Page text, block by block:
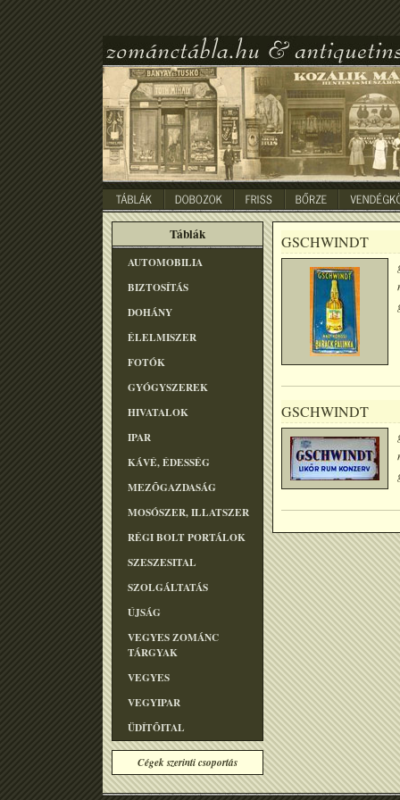
Táblák
AUTOMOBILIA
BIZTOSÍTÁS
DOHÁNY
ÉLELMISZER
FOTÓK
GYÓGYSZEREK
HIVATALOK
IPAR
KÁVÉ, ÉDESSÉG
MEZÕGAZDASÁG
MOSÓSZER, ILLATSZER
RÉGI BOLT PORTÁLOK
SZESZESITAL
SZOLGÁLTATÁS
ÚJSÁG
VEGYES ZOMÁNC
TÁRGYAK
VEGYES
VEGYIPAR
ÜDÍTÕITAL
Cégek szerinti csoportás
GSCHWINDT
GSCHWINDT